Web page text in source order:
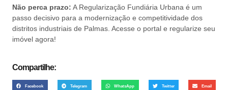
Não perca prazo: A Regularização Fundiária Urbana é um
passo decisivo para a modernização e competitividade dos
distritos industriais de Palmas. Acesse o portal e regularize seu
imóvel agora!
Compartilhe:
Facebook Telegram WhatsApp Twitter Email